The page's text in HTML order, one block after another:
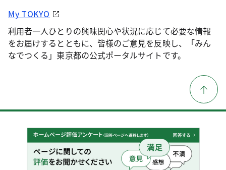
My TOKYO
利用者一人ひとりの興味関心や状況に応じて必要な情報
をお届けするとともに、皆様のご意見を反映し、「みん
なでつくる」東京都の公式ポータルサイトです。